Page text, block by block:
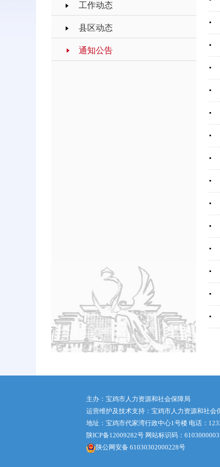
工作动态
县区动态
通知公告
主办：宝鸡市人力资源和社会保障局
运营维护及技术支持：宝鸡市人力资源和社会
地址：宝鸡市代家湾行政中心1号楼 电话：
陕ICP备12009282号 网站标识码：6103000003
陕公网安备 61030302000228号